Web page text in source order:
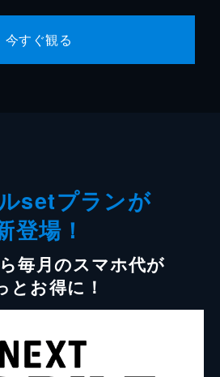
今すぐ観る
setプランが
登場！
毎月のスマホ代が
とお得に！